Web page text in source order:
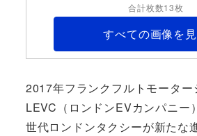
合計枚数13枚
すべての画像を
2017年フランクフルトモーター
LEVC（ロンドンEVカンパニー
世代ロンドンタクシーが新たな